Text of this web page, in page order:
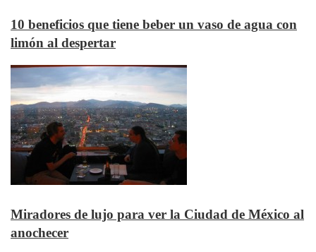
10 beneficios que tiene beber un vaso de agua con
limón al despertar
Miradores de lujo para ver la Ciudad de México al
anochecer